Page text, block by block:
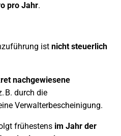
pro Jahr.
ist nicht steuerlich
nachgewiesene
B. durch die
Verwalterbescheinigung.
frühestens im Jahr der